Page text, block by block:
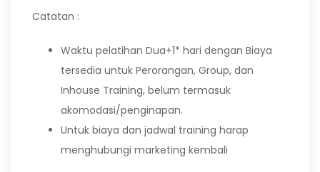
Catatan :
Waktu pelatihan Dua+1* hari dengan Biaya
tersedia untuk Perorangan, Group, dan
Inhouse Training, belum termasuk
akomodasi/penginapan.
Untuk biaya dan jadwal training harap
menghubungi marketing kembali